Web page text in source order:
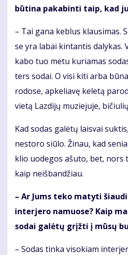
bū­ti­na pa­ka­bin­ti taip, kad
– Tai ga­na keb­lus klau­si­mas.
se yra la­bai kin­tan­tis da­ly­kas.
ka­bo tuo me­tu ku­ria­mas
ters so­dai. O vi­si ki­ti ar­ba
ro­do­se, ap­ke­lia­vę ke­le­tą
vie­tą Laz­di­jų mu­zie­ju­je,
Kad so­das ga­lė­tų lais­vai
ne­sto­ro siū­lo. Ži­nau, kad
klio uo­de­gos ašu­to, bet,
kaip ne­iš­ban­džiau.
– Ar Jums te­ko ma­ty­ti
in­ter­je­ro na­muo­se? Kaip
so­dai ga­lė­tų grįž­ti į mū­sų
– So­das tin­ka vi­so­kiam